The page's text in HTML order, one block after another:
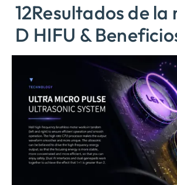
12Resultados de
D HIFU &